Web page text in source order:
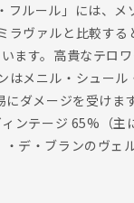
フルール」には、メ
ラヴァルと比較する
ます。高貴なテロ
はメニル・シュール
ダメージを受けま
ンテージ 65%（主
デ・ブランのヴェ